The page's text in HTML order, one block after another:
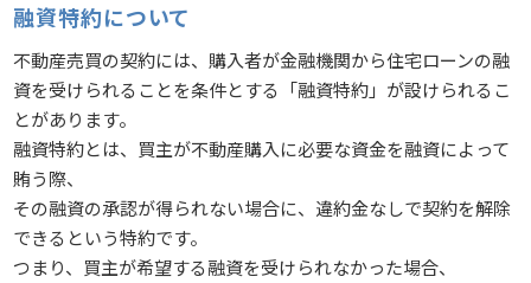
融資特約について
不動産売買の契約には、購入者が金融機関から住宅ローンの融
資を受けられることを条件とする「融資特約」が設けられるこ
とがあります。
融資特約とは、買主が不動産購入に必要な資金を融資によって
賄う際、
その融資の承認が得られない場合に、違約金なしで契約を解除
できるという特約です。
つまり、買主が希望する融資を受けられなかった場合、